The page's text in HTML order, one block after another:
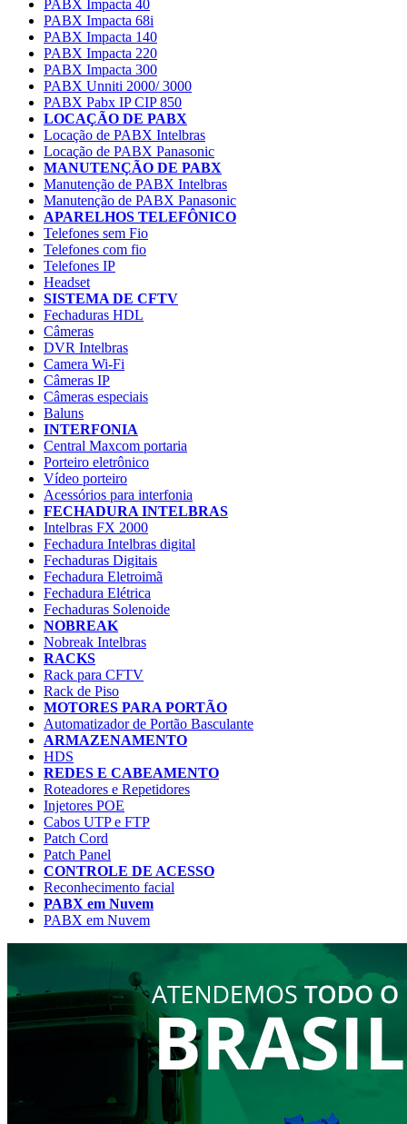
PABX Impacta 40
PABX Impacta 68i
PABX Impacta 140
PABX Impacta 220
PABX Impacta 300
PABX Unniti 2000/ 3000
PABX Pabx IP CIP 850
LOCAÇÃO DE PABX
Locação de PABX Intelbras
Locação de PABX Panasonic
MANUTENÇÃO DE PABX
Manutenção de PABX Intelbras
Manutenção de PABX Panasonic
APARELHOS TELEFÔNICO
Telefones sem Fio
Telefones com fio
Telefones IP
Headset
SISTEMA DE CFTV
Fechaduras HDL
Câmeras
DVR Intelbras
Camera Wi-Fi
Câmeras IP
Câmeras especiais
Baluns
INTERFONIA
Central Maxcom portaria
Porteiro eletrônico
Vídeo porteiro
Acessórios para interfonia
FECHADURA INTELBRAS
Intelbras FX 2000
Fechadura Intelbras digital
Fechaduras Digitais
Fechadura Eletroimã
Fechadura Elétrica
Fechaduras Solenoide
NOBREAK
Nobreak Intelbras
RACKS
Rack para CFTV
Rack de Piso
MOTORES PARA PORTÃO
Automatizador de Portão Basculante
ARMAZENAMENTO
HDS
REDES E CABEAMENTO
Roteadores e Repetidores
Injetores POE
Cabos UTP e FTP
Patch Cord
Patch Panel
CONTROLE DE ACESSO
Reconhecimento facial
PABX em Nuvem
PABX em Nuvem